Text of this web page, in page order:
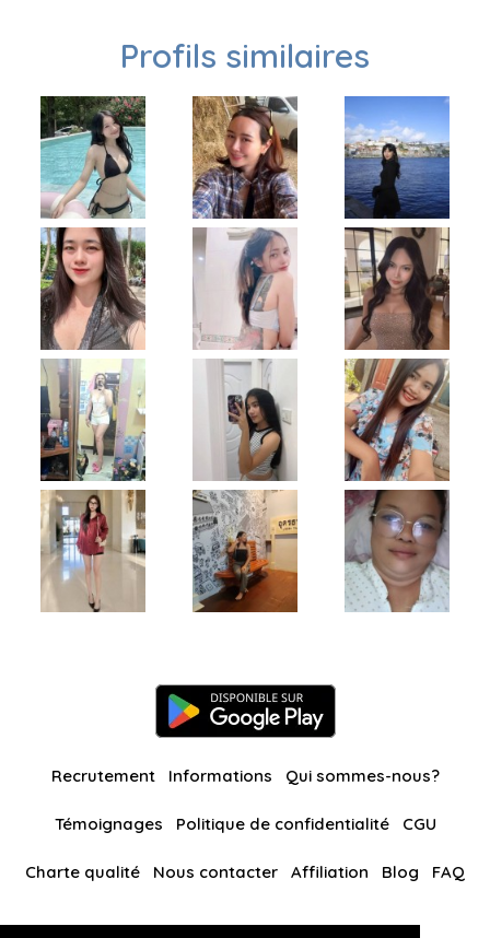
Profils similaires
Recrutement Informations Qui sommes-nous?
Témoignages Politique de confidentialité CGU
Charte qualité Nous contacter Affiliation Blog FAQ